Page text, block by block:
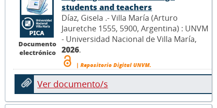
Documento
electrónico
students and teachers
Díaz, Gisela .- Villa María (Arturo
Jauretche 1555, 5900, Argentina) : UNVM
- Universidad Nacional de Villa María,
2026.
| Repositorio Digital UNVM.
Ver documento/s